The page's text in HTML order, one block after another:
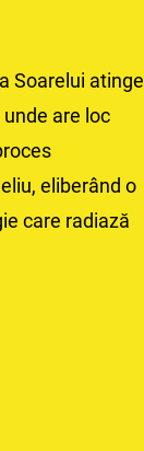
Soarelui atinge
are loc
eliberând o
care radiază